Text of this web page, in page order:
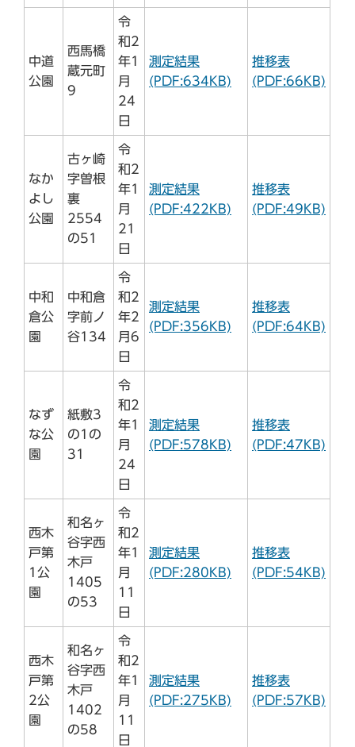
中道
公園
西馬橋
蔵元町
9
令
和2
年1
月
24
日
測定結果
(PDF:634KB)
推移表
(PDF:66KB)
なか
よし
公園
古ヶ崎
字曽根
裏
2554
の51
令
和2
年1
月
21
日
測定結果
(PDF:422KB)
推移表
(PDF:49KB)
中和
倉公
園
中和倉
字前ノ
谷134
令
和2
年2
月6
日
測定結果
(PDF:356KB)
推移表
(PDF:64KB)
なず
な公
園
紙敷3
の1の
31
令
和2
年1
月
24
日
測定結果
(PDF:578KB)
推移表
(PDF:47KB)
西木
戸第
1公
園
和名ヶ
谷字西
木戸
1405
の53
令
和2
年1
月
11
日
測定結果
(PDF:280KB)
推移表
(PDF:54KB)
西木
戸第
2公
園
和名ヶ
谷字西
木戸
1402
の58
令
和2
年1
月
11
日
測定結果
(PDF:275KB)
推移表
(PDF:57KB)